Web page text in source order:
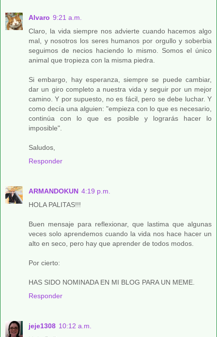
Alvaro 9:21 a.m.
Claro, la vida siempre nos advierte cuando hacemos algo
mal, y nosotros los seres humanos por orgullo y soberbia
seguimos de necios haciendo lo mismo. Somos el único
animal que tropieza con la misma piedra.
Si embargo, hay esperanza, siempre se puede cambiar,
dar un giro completo a nuestra vida y seguir por un mejor
camino. Y por supuesto, no es fácil, pero se debe luchar. Y
como decía una alguien: "empieza con lo que es necesario,
continúa con lo que es posible y lograrás hacer lo
imposible".
Saludos,
Responder
ARMANDOKUN 4:19 p.m.
HOLA PALITAS!!!
Buen mensaje para reflexionar, que lastima que algunas
veces solo aprendemos cuando la vida nos hace hacer un
alto en seco, pero hay que aprender de todos modos.
Por cierto:
HAS SIDO NOMINADA EN MI BLOG PARA UN MEME.
Responder
jeje1308 10:12 a.m.